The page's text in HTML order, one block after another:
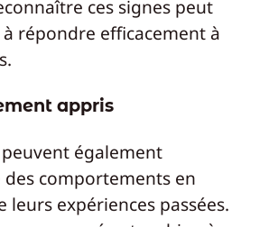
ces signes peut
répondre efficacement à
appris
peuvent également
comportements en
leurs expériences passées.